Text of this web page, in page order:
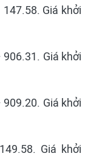
Giá khởi
Giá khởi
Giá khởi
Giá khởi